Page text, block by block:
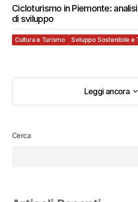
Cicloturismo in Piemonte:
di sviluppo
Cultura e Turismo Sviluppo Sostenibile e
Leggi ancora
Leggi ancora
Cerca